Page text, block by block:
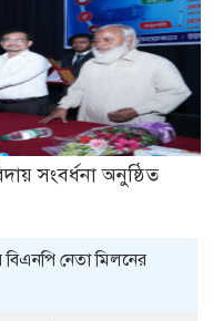
সংবর্ধনা অনুষ্ঠিত
বিএনপি নেতা মিলনের